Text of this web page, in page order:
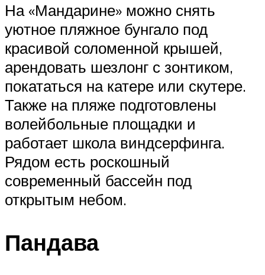
На «Мандарине» можно снять
уютное пляжное бунгало под
красивой соломенной крышей,
арендовать шезлонг с зонтиком,
покататься на катере или скутере.
Также на пляже подготовлены
волейбольные площадки и
работает школа виндсерфинга.
Рядом есть роскошный
современный бассейн под
открытым небом.
Пандава